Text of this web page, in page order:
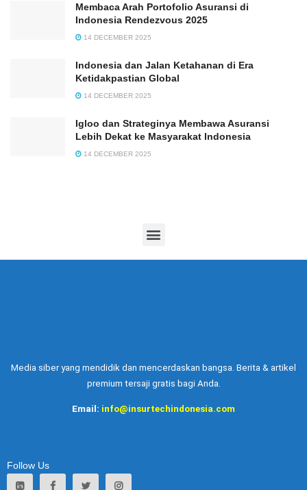
Membaca Arah Portofolio Asuransi di
Indonesia Rendezvous 2025
14 DECEMBER 2025
Indonesia dan Jalan Ketahanan di Era
Ketidakpastian Global
14 DECEMBER 2025
Igloo dan Strateginya Membawa Asuransi
Lebih Dekat ke Masyarakat Indonesia
14 DECEMBER 2025
Media siber yang mendidik dan mencerdaskan bangsa. Berita & artikel
premium tersaji gratis bagi Anda.
Email: info@insurtechindonesia.com
Follow Us